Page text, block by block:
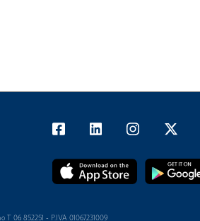
06 852251 - P.IVA 01067231009